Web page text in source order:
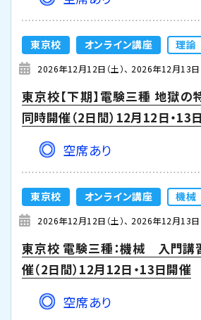
東京校 オンライン講座 理論
2026年12月12日（土） 2026年12月13日
東京校【下期】電験三種 地獄の
同時開催（2日間）12月12日・13
空席あり
東京校 オンライン講座 機械
2026年12月12日（土） 2026年12月13日
東京校 電験三種：機械 入門
催（2日間）12月12日・13日開催
空席あり